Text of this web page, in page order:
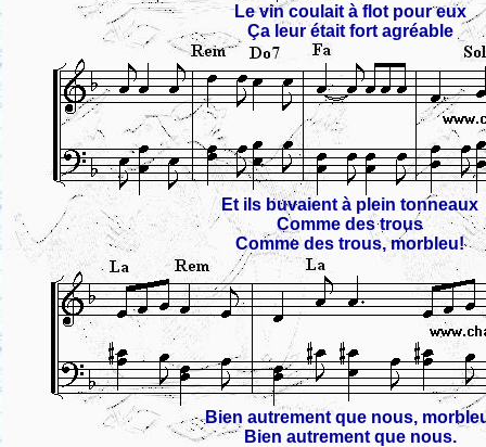
Le vin coulait à flot pour eux
Ça leur était fort agréable
Et ils buvaient à plein tonneaux
Comme des trous
Comme des trous, morbleu!
Bien autrement que nous,
Bien autrement que nous.